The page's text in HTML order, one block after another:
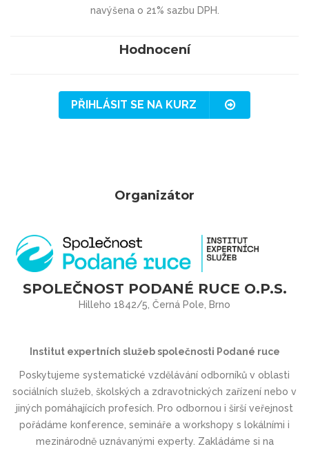
navýšena o 21% sazbu DPH.
Hodnocení
PŘIHLÁSIT SE NA KURZ
Organizátor
SPOLEČNOST PODANÉ RUCE O.P.S.
Hilleho 1842/5, Černá Pole, Brno
Institut expertních služeb společnosti Podané ruce
Poskytujeme systematické vzdělávání odborníků v oblasti
sociálních služeb, školských a zdravotnických zařízení nebo v
jiných pomáhajících profesích. Pro odbornou i širší veřejnost
pořádáme konference, semináře a workshopy s lokálními i
mezinárodně uznávanými experty. Zakládáme si na